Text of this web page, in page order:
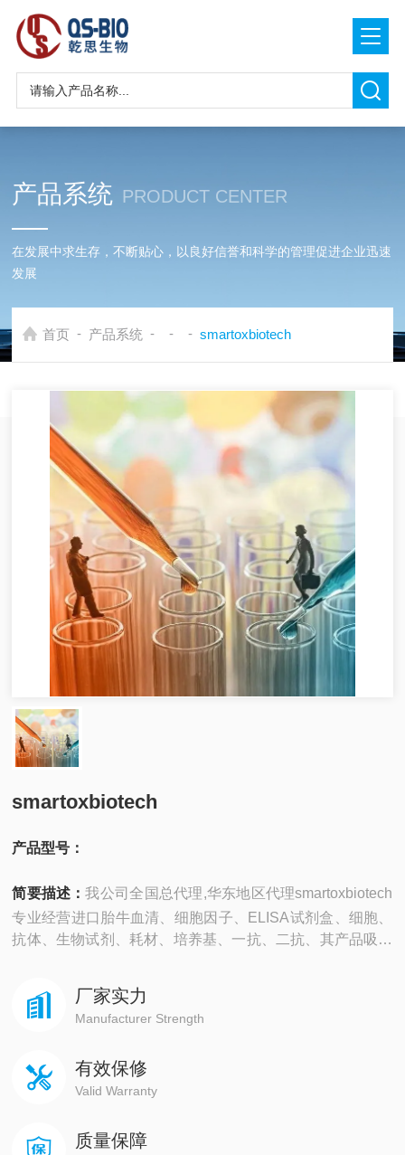
产品系统 PRODUCT CENTER
在发展中求生存，不断贴心，以良好信誉和科学的管理促进企业迅速
发展
首页 - 产品系统 - - - smartoxbiotech
smartoxbiotech
产品型号：
简要描述：我公司全国总代理,华东地区代理smartoxbiotech
专业经营进口胎牛血清、细胞因子、ELISA试剂盒、细胞、
抗体、生物试剂、耗材、培养基、一抗、二抗、其产品吸附
厂家实力
Manufacturer Strength
有效保修
Valid Warranty
质量保障